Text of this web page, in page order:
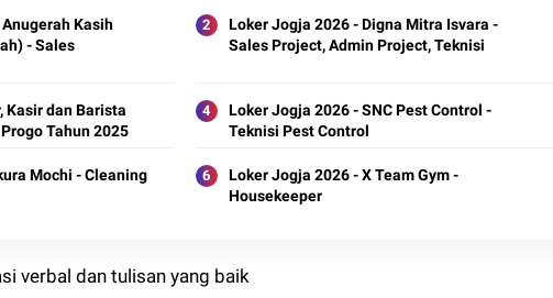
Kasih
- Sales
Loker Jogja 2026 - Digna Mitra Isvara -
Sales Project, Admin Project, Teknisi
Kasir dan Barista
Tahun 2025
Loker Jogja 2026 - SNC Pest Control -
Teknisi Pest Control
Mochi - Cleaning
Loker Jogja 2026 - X Team Gym -
Housekeeper
verbal dan tulisan yang baik